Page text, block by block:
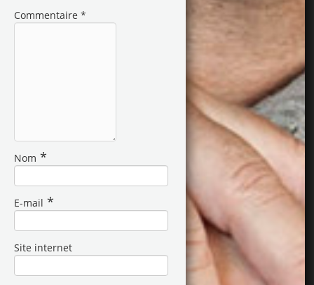
Commentaire *
Nom *
E-mail *
Site internet